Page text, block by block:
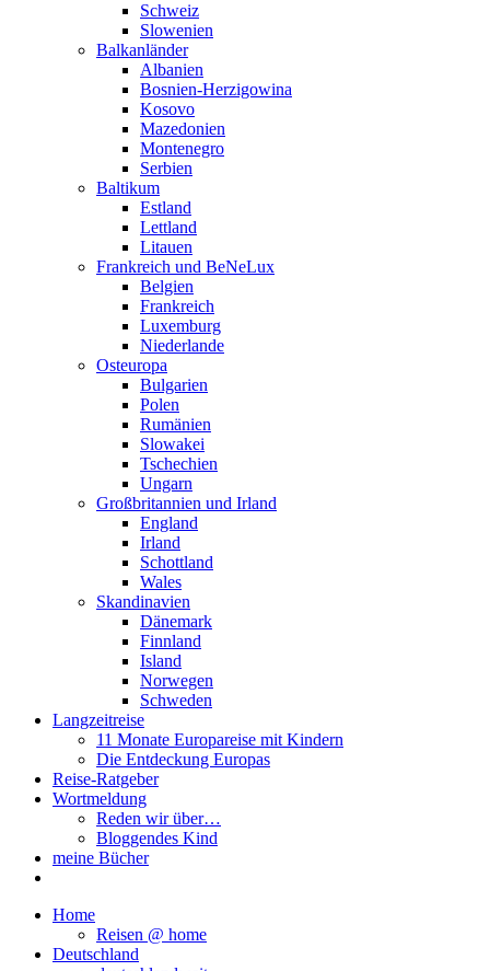
Schweiz
Slowenien
Balkanländer
Albanien
Bosnien-Herzigowina
Kosovo
Mazedonien
Montenegro
Serbien
Baltikum
Estland
Lettland
Litauen
Frankreich und BeNeLux
Belgien
Frankreich
Luxemburg
Niederlande
Osteuropa
Bulgarien
Polen
Rumänien
Slowakei
Tschechien
Ungarn
Großbritannien und Irland
England
Irland
Schottland
Wales
Skandinavien
Dänemark
Finnland
Island
Norwegen
Schweden
Langzeitreise
11 Monate Europareise mit Kindern
Die Entdeckung Europas
Reise-Ratgeber
Wortmeldung
Reden wir über…
Bloggendes Kind
meine Bücher
Home
Reisen @ home
Deutschland